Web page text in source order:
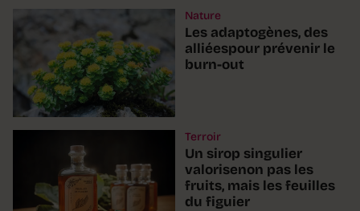
Nature
Les adaptogènes, des
alliéespour prévenir le
burn-out
Terroir
Un sirop singulier
valorisenon pas les
fruits, mais les feuilles
du figuier